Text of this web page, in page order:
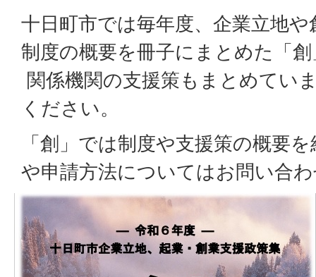
十日町市では毎年度、企業立地
制度の概要を冊子にまとめた「
関係機関の支援策もまとめてい
ください。
「創」では制度や支援策の概要
や申請方法についてはお問い合